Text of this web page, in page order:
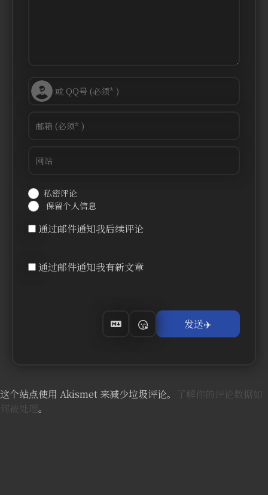
私密评论
保留个人信息
通过邮件通知我后续评论
通过邮件通知我有新文章
这个站点使用 Akismet 来减少垃圾评论。
了解你的评论数据如
何被处理。